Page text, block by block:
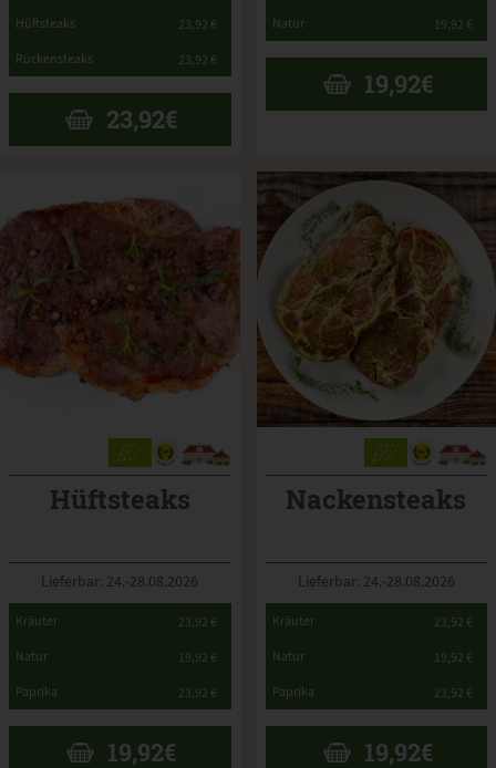
Hüftsteaks 23,92 €
Rückensteaks 23,92 €
23,92€
Natur 19,92 €
19,92€
Hüftsteaks
Lieferbar: 24.-28.08.2026
Kräuter 23,92 €
Natur 19,92 €
Paprika 23,92 €
19,92€
Nackensteaks
Lieferbar: 24.-28.08.2026
Kräuter 23,92 €
Natur 19,92 €
Paprika 23,92 €
19,92€